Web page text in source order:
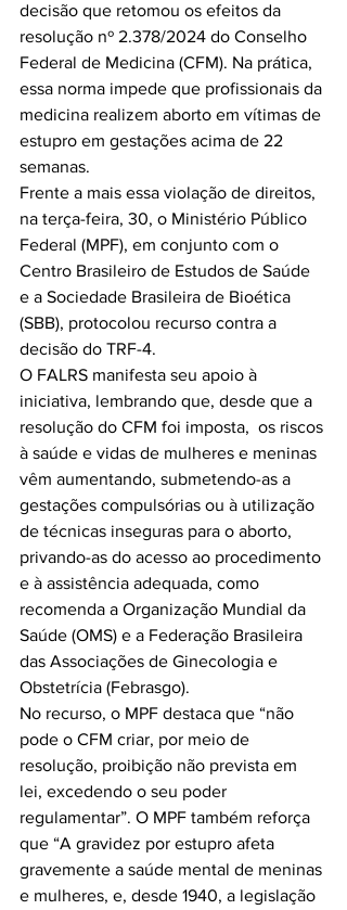
decisão que retomou os efeitos da
resolução nº 2.378/2024 do Conselho
Federal de Medicina (CFM). Na prática,
essa norma impede que profissionais da
medicina realizem aborto em vítimas de
estupro em gestações acima de 22
semanas.
Frente a mais essa violação de direitos,
na terça-feira, 30, o Ministério Público
Federal (MPF), em conjunto com o
Centro Brasileiro de Estudos de Saúde
e a Sociedade Brasileira de Bioética
(SBB), protocolou recurso contra a
decisão do TRF-4.
O FALRS manifesta seu apoio à
iniciativa, lembrando que, desde que a
resolução do CFM foi imposta,  os riscos
à saúde e vidas de mulheres e meninas
vêm aumentando, submetendo-as a
gestações compulsórias ou à utilização
de técnicas inseguras para o aborto,
privando-as do acesso ao procedimento
e à assistência adequada, como
recomenda a Organização Mundial da
Saúde (OMS) e a Federação Brasileira
das Associações de Ginecologia e
Obstetrícia (Febrasgo).
No recurso, o MPF destaca que “não
pode o CFM criar, por meio de
resolução, proibição não prevista em
lei, excedendo o seu poder
regulamentar”. O MPF também reforça
que “A gravidez por estupro afeta
gravemente a saúde mental de meninas
e mulheres, e, desde 1940, a legislação